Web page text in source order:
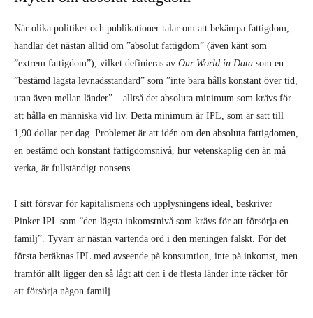
en bestämd och konstant fattigdomsnivå, hur vetenskaplig den än må
verka, är fullständigt nonsens.
I sitt försvar för kapitalismens och upplysningens ideal, beskriver
Pinker IPL som ”den lägsta inkomstnivå som krävs för att försörja en
familj”. Tyvärr är nästan vartenda ord i den meningen falskt. För det
första beräknas IPL med avseende på konsumtion, inte på inkomst, men
framför allt ligger den så lågt att den i de flesta länder inte räcker för
att försörja någon familj.
rapporterade de att en genomsnittsperson behöver minst 4,58 dollar om
dagen bara för att kunna uppnå ett minimum av näringsintag – mer än
dubbla det ”absoluta minimum” som är satt som IPL. Faktum är att en
uteliggare på Londons gator skulle kunna lyfta sig själv ur extrem
fattigdom varje dag, enligt IPL, enbart genom att köpa en enda smörgås
från en livsmedelsbutik.